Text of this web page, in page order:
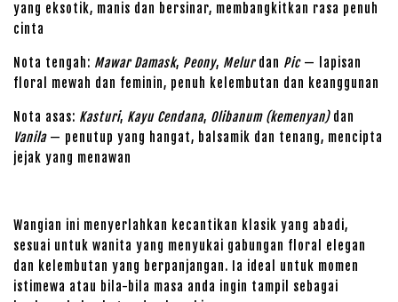
yang eksotik, manis dan bersinar, membangkitkan rasa penuh
cinta
Nota tengah: Mawar Damask, Peony, Melurdan Pic— lapisan
floral mewah dan feminin, penuh kelembutan dan keanggunan
Nota asas: Kasturi, Kayu Cendana, Olibanum (kemenyan)dan
Vanila— penutup yang hangat, balsamik dan tenang, mencipta
jejak yang menawan
Wangian ini menyerlahkan kecantikan klasik yang abadi,
sesuai untuk wanita yang menyukai gabungan floral elegan
dan kelembutan yang berpanjangan. Ia ideal untuk momen
istimewa atau bila-bila masa anda ingin tampil sebagai